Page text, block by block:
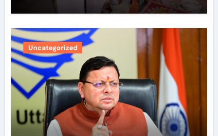
Uncategorized